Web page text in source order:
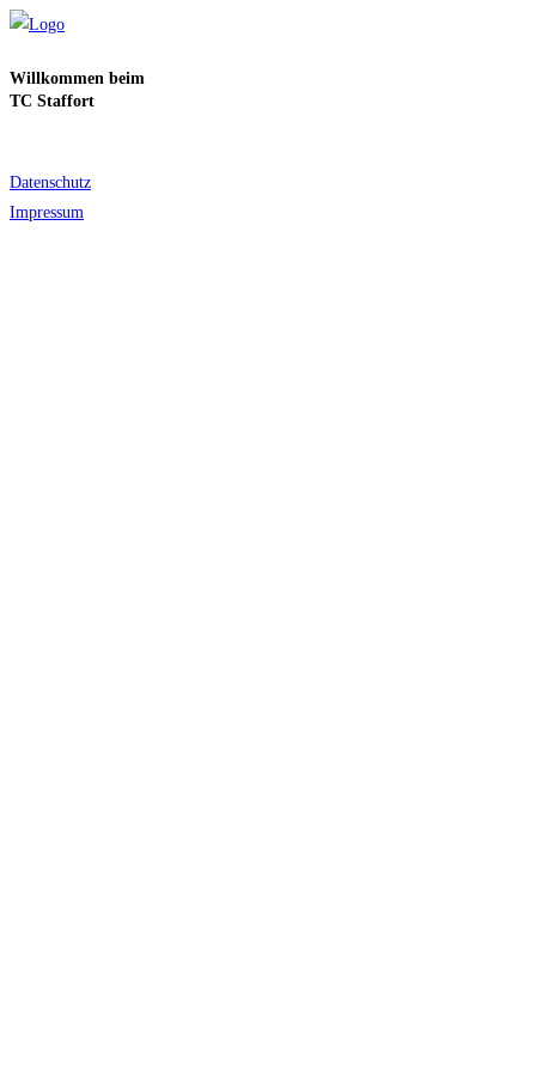
Zum
springen
Willkommen beim
TC Staffort
Datenschutz
Impressum